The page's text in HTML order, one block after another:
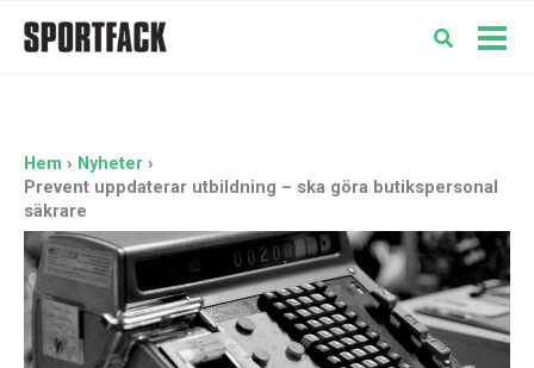
Hem
Nyheter
Prevent uppdaterar utbildning – ska göra butikspersonal
säkrare